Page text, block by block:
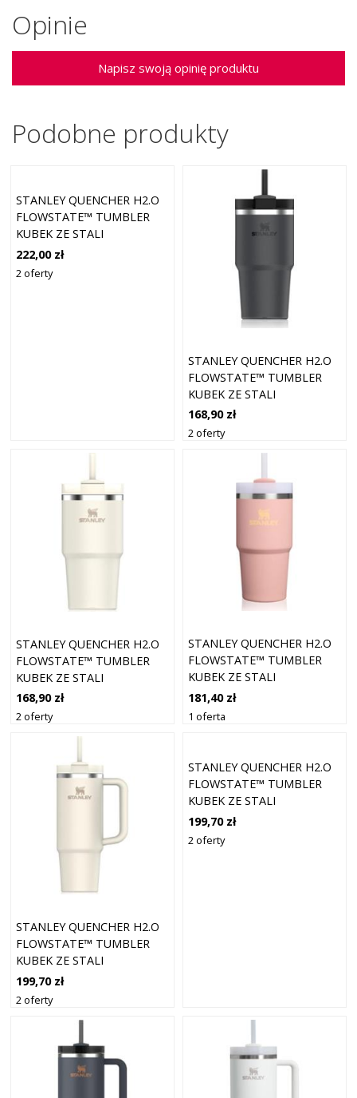
Opinie
Napisz swoją opinię produktu
Podobne produkty
STANLEY QUENCHER H2.O
FLOWSTATE™ TUMBLER
KUBEK ZE STALI
NIERDZEWNEJ ZE SŁOMKĄ
DUŻY ROSE QUARTZ 1180
222,00 zł
2 oferty
STANLEY QUENCHER H2.O
FLOWSTATE™ TUMBLER
KUBEK ZE STALI
NIERDZEWNEJ ZE SŁOMKĄ
MAŁY BLACK 2.0 600 ML
168,90 zł
2 oferty
STANLEY QUENCHER H2.O
FLOWSTATE™ TUMBLER
KUBEK ZE STALI
NIERDZEWNEJ ZE SŁOMKĄ
MAŁY CREAM 2.0 600 ML
168,90 zł
2 oferty
STANLEY QUENCHER H2.O
FLOWSTATE™ TUMBLER
KUBEK ZE STALI
NIERDZEWNEJ ZE SŁOMKĄ
MAŁY PEACH ROSE 590 ML
181,40 zł
1 oferta
STANLEY QUENCHER H2.O
FLOWSTATE™ TUMBLER
KUBEK ZE STALI
NIERDZEWNEJ ZE SŁOMKĄ
ŚREDNI CREAM 890 ML
199,70 zł
2 oferty
STANLEY QUENCHER H2.O
FLOWSTATE™ TUMBLER
KUBEK ZE STALI
NIERDZEWNEJ ZE SŁOMKĄ
ŚREDNI FROST 890 ML
199,70 zł
2 oferty